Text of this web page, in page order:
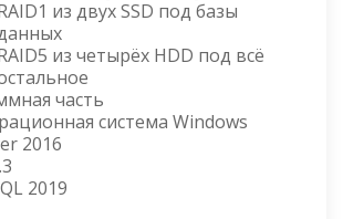
из двух SSD под базы
из четырёх HDD под всё
часть
система Windows
2016
2019